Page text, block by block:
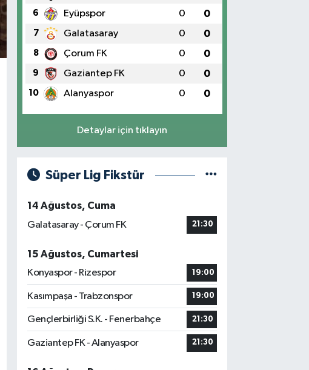
6 Eyüpspor 0 0
7 Galatasaray 0 0
8 Çorum FK 0 0
9 Gaziantep FK 0 0
10 Alanyaspor 0 0
Detaylar için tıklayın
Süper Lig Fikstür
14 Ağustos, Cuma
Galatasaray - Çorum FK
21:30
15 Ağustos, Cumartesi
Konyaspor - Rizespor
19:00
Kasımpaşa - Trabzonspor 19:00
Gençlerbirliği S.K. - Fenerbahçe 21:30
Gaziantep FK - Alanyaspor 21:30